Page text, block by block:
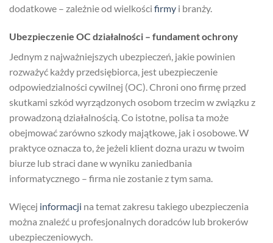
dodatkowe – zależnie od wielkości firmy i branży.
Ubezpieczenie OC działalności – fundament ochrony
Jednym z najważniejszych ubezpieczeń, jakie powinien
rozważyć każdy przedsiębiorca, jest ubezpieczenie
odpowiedzialności cywilnej (OC). Chroni ono firmę przed
skutkami szkód wyrządzonych osobom trzecim w związku z
prowadzoną działalnością. Co istotne, polisa ta może
obejmować zarówno szkody majątkowe, jak i osobowe. W
praktyce oznacza to, że jeżeli klient dozna urazu w twoim
biurze lub straci dane w wyniku zaniedbania
informatycznego – firma nie zostanie z tym sama.
Więcej informacji na temat zakresu takiego ubezpieczenia
można znaleźć u profesjonalnych doradców lub brokerów
ubezpieczeniowych.